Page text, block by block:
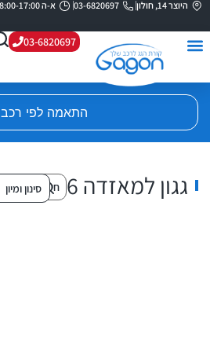
היוצר 14, חולון 03-6820697 א-ה 08:00-17:00
03-6820697
התאמה לפי רכב
גגון למאזדה 6 סינון ומיון